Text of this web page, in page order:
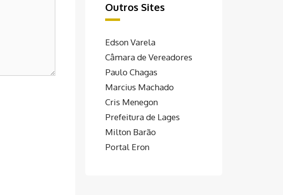
Outros Sites
Edson Varela
Câmara de Vereadores
Paulo Chagas
Marcius Machado
Cris Menegon
Prefeitura de Lages
Milton Barão
Portal Eron